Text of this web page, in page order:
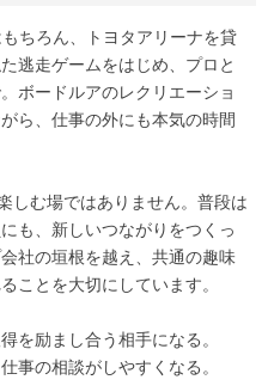
ちろん、トヨタアリーナを貸
逃走ゲームをはじめ、プロと
ボードルアのレクリエーショ
ら、仕事の外にも本気の時間
しむ場ではありません。普段は
も、新しいつながりをつくっ
社の垣根を越え、共通の趣味
ことを大切にしています。
を励まし合う相手になる。
事の相談がしやすくなる。